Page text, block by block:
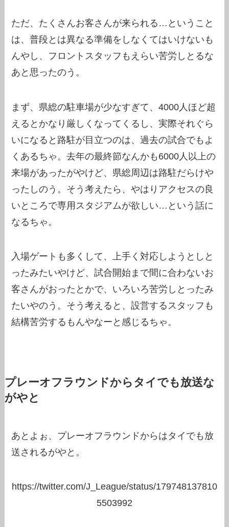
ただ、たくさんお客さんが来られる…ということ
は、普段とは異なる準備をしなくてはいけないも
んやし、フロントスタッフもえらい苦労しとるな
あと思ったのう。
まず、県総の駐車場が少なすぎて、4000人ほど超
えるとかなり厳しくなってくるし、実際それぐら
いになると路駐が目立つのは、過去の試合でもよ
くあるちゃ。去年の最終節なんかも6000人以上の
来場があったがやけど、県総周辺は路駐だらけや
ったしのう。そう考えたら、やはりアクセスの良
いところで専用スタジアムが欲しい…という話に
なるちゃ。
入場ゲートも多くして、上手く対応しようとしと
ったみたいやけど、試合開始まで間に合わないお
客さんがおったとかで、いろいろ苦労しとったみ
たいやのう。そう考えると、設営するスタッフも
結構苦労するもんやなーと感じるちゃ。
プレーオフラウンドからタイでも放送な
がやと
あとよぉ、プレーオフラウンドからはタイでも放
送されるがやと。
https://twitter.com/J_League/status/179748137810
5503992